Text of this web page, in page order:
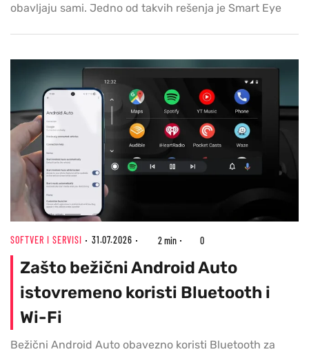
obavljaju sami. Jedno od takvih rešenja je Smart Eye
SOFTVER I SERVISI 31.07.2026 2 min 0
Zašto bežični Android Auto
istovremeno koristi Bluetooth i
Wi-Fi
Bežični Android Auto obavezno koristi Bluetooth za